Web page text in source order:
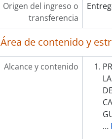
Origen del ingreso o
transferencia
Área de contenido y
Alcance y contenido
…